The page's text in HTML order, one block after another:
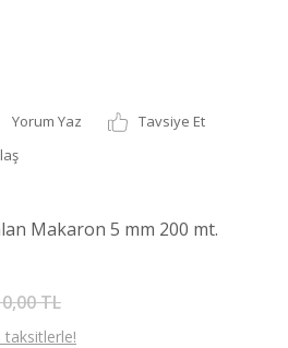
Yorum Yaz
Tavsiye Et
Makaron 5 mm 200 mt.
TL